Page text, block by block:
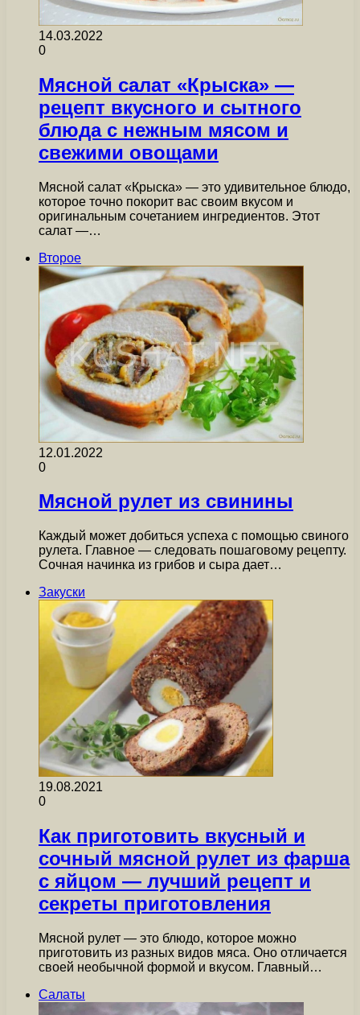
14.03.2022
0
Мясной салат «Крыска» —
рецепт вкусного и сытного
блюда с нежным мясом и
свежими овощами
Мясной салат «Крыска» — это удивительное блюдо,
которое точно покорит вас своим вкусом и
оригинальным сочетанием ингредиентов. Этот
салат —…
Второе
12.01.2022
0
Мясной рулет из свинины
Каждый может добиться успеха с помощью свиного
рулета. Главное — следовать пошаговому рецепту.
Сочная начинка из грибов и сыра дает…
Закуски
19.08.2021
0
Как приготовить вкусный и
сочный мясной рулет из фарша
с яйцом — лучший рецепт и
секреты приготовления
Мясной рулет — это блюдо, которое можно
приготовить из разных видов мяса. Оно отличается
своей необычной формой и вкусом. Главный…
Салаты